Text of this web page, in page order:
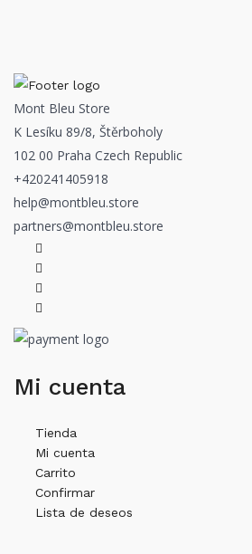
Mont Bleu Store
K Lesíku 89/8, Štěrboholy
102 00 Praha Czech Republic
+420241405918
help@montbleu.store
partners@montbleu.store
Mi cuenta
Tienda
Mi cuenta
Carrito
Confirmar
Lista de deseos